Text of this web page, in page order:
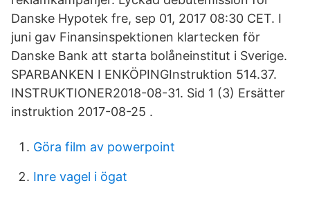
Danske Hypotek fre, sep 01, 2017 08:30 CET. I
juni gav Finansinspektionen klartecken för
Danske Bank att starta bolåneinstitut i Sverige.
SPARBANKEN I ENKÖPINGInstruktion 514.37.
INSTRUKTIONER2018-08-31. Sid 1 (3) Ersätter
instruktion 2017-08-25 .
Göra film av powerpoint
Inre vagel i ögat